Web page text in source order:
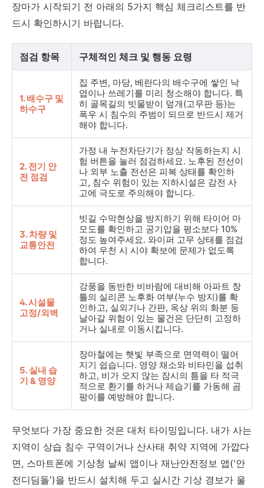
장마가 시작되기 전 아래의 5가지 핵심 체크리스트를 반
드시 확인하시기 바랍니다.
점검 항목 구체적인 체크 및 행동 요령
1. 배수구 및
하수구
집 주변, 마당, 베란다의 배수구에 쌓인 낙
엽이나 쓰레기를 미리 청소해야 합니다. 특
히 골목길의 빗물받이 덮개(고무판 등)는
폭우 시 침수의 주범이 되므로 반드시 제거
해야 합니다.
2. 전기 안
전 점검
가정 내 누전차단기가 정상 작동하는지 시
험 버튼을 눌러 점검하세요. 노후된 전선이
나 외부 노출 전선은 피복 상태를 확인하
고, 침수 위험이 있는 지하시설은 감전 사
고에 극도로 주의해야 합니다.
3. 차량 및
교통안전
빗길 수막현상을 방지하기 위해 타이어 마
모도를 확인하고 공기압을 평소보다 10%
정도 높여주세요. 와이퍼 고무 상태를 점검
하여 우천 시 시야 확보에 문제가 없도록
합니다.
4. 시설물
고정/외벽
강풍을 동반한 비바람에 대비해 아파트 창
틀의 실리콘 노후화 여부(누수 방지)를 확
인하고, 실외기나 간판, 옥상 위의 화분 등
날아갈 위험이 있는 물건은 단단히 고정하
거나 실내로 이동시킵니다.
5. 실내 습
기 & 영양
장마철에는 햇빛 부족으로 면역력이 떨어
지기 쉽습니다. 영양 채소와 비타민을 섭취
하고, 비가 오지 않는 잠시의 틈을 타 적극
적으로 환기를 하거나 제습기를 가동해 곰
팡이를 예방해야 합니다.
무엇보다 가장 중요한 것은 대처 타이밍입니다. 내가 사는
지역이 상습 침수 구역이거나 산사태 취약 지역에 가깝다
면, 스마트폰에 기상청 날씨 앱이나 재난안전정보 앱('안
전디딤돌')을 반드시 설치해 두고 실시간 기상 경보가 울